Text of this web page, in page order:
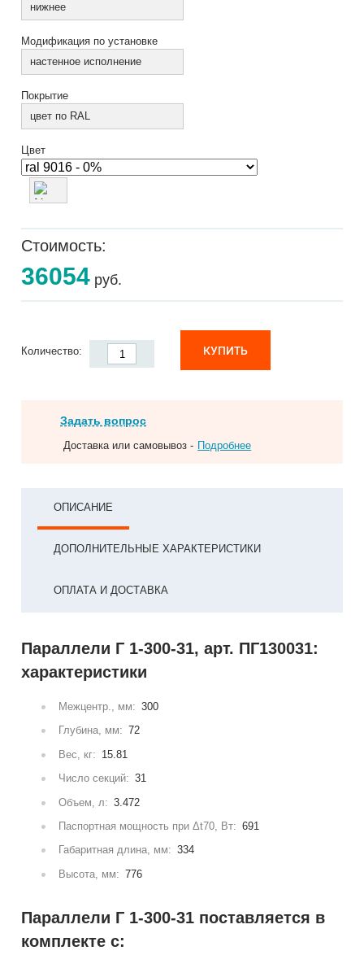
нижнее
Модификация по установке
настенное исполнение
Покрытие
цвет по RAL
Цвет
Стоимость:
36054 руб.
Количество: КУПИТЬ
Задать вопрос
Доставка или самовывоз - Подробнее
ОПИСАНИЕ
ДОПОЛНИТЕЛЬНЫЕ ХАРАКТЕРИСТИКИ
ОПЛАТА И ДОСТАВКА
Параллели Г 1-300-31, арт. ПГ130031:
характеристики
Межцентр., мм: 300
Глубина, мм: 72
Вес, кг: 15.81
Число секций: 31
Объем, л: 3.472
Паспортная мощность при Δt70, Вт: 691
Габаритная длина, мм: 334
Высота, мм: 776
Параллели Г 1-300-31 поставляется в
комплекте с: